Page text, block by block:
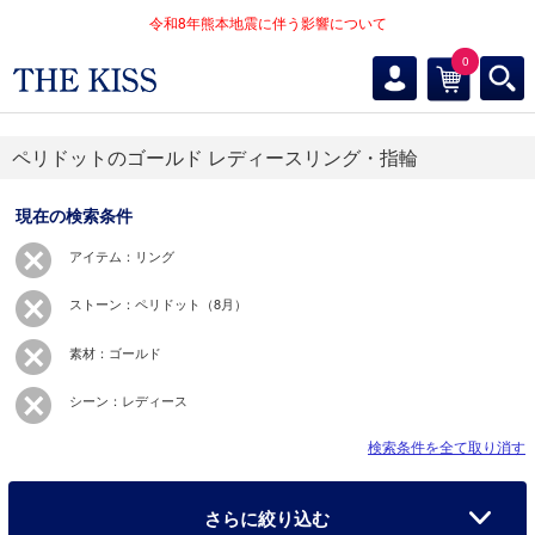
令和8年熊本地震に伴う影響について
0
ペリドットのゴールド レディースリング・指輪
現在の検索条件
アイテム：リング
ストーン：ペリドット（8月）
素材：ゴールド
シーン：レディース
検索条件を全て取り消す
さらに絞り込む